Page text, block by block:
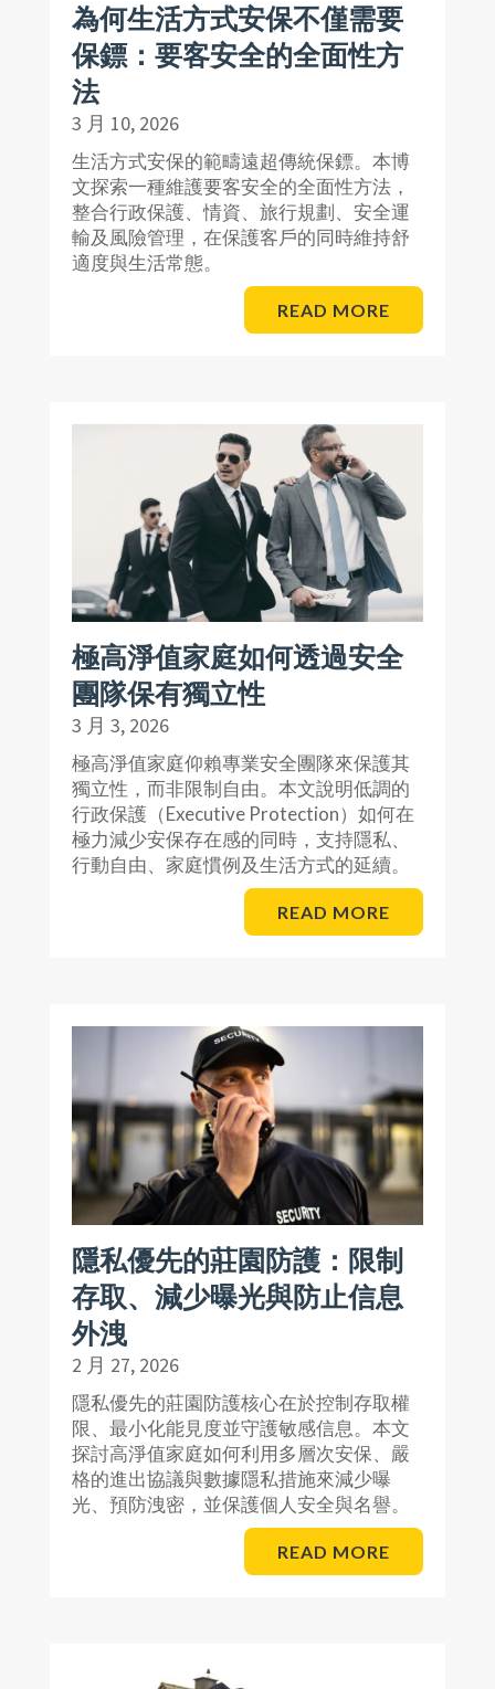
為何生活方式安保不僅需要
保鏢：要客安全的全面性方
法
3 月 10, 2026
生活方式安保的範疇遠超傳統保鏢。本博
文探索一種維護要客安全的全面性方法，
整合行政保護、情資、旅行規劃、安全運
輸及風險管理，在保護客戶的同時維持舒
適度與生活常態。
READ MORE
極高淨值家庭如何透過安全
團隊保有獨立性
3 月 3, 2026
極高淨值家庭仰賴專業安全團隊來保護其
獨立性，而非限制自由。本文說明低調的
行政保護（Executive Protection）如何在
極力減少安保存在感的同時，支持隱私、
行動自由、家庭慣例及生活方式的延續。
READ MORE
隱私優先的莊園防護：限制
存取、減少曝光與防止信息
外洩
2 月 27, 2026
隱私優先的莊園防護核心在於控制存取權
限、最小化能見度並守護敏感信息。本文
探討高淨值家庭如何利用多層次安保、嚴
格的進出協議與數據隱私措施來減少曝
光、預防洩密，並保護個人安全與名譽。
READ MORE